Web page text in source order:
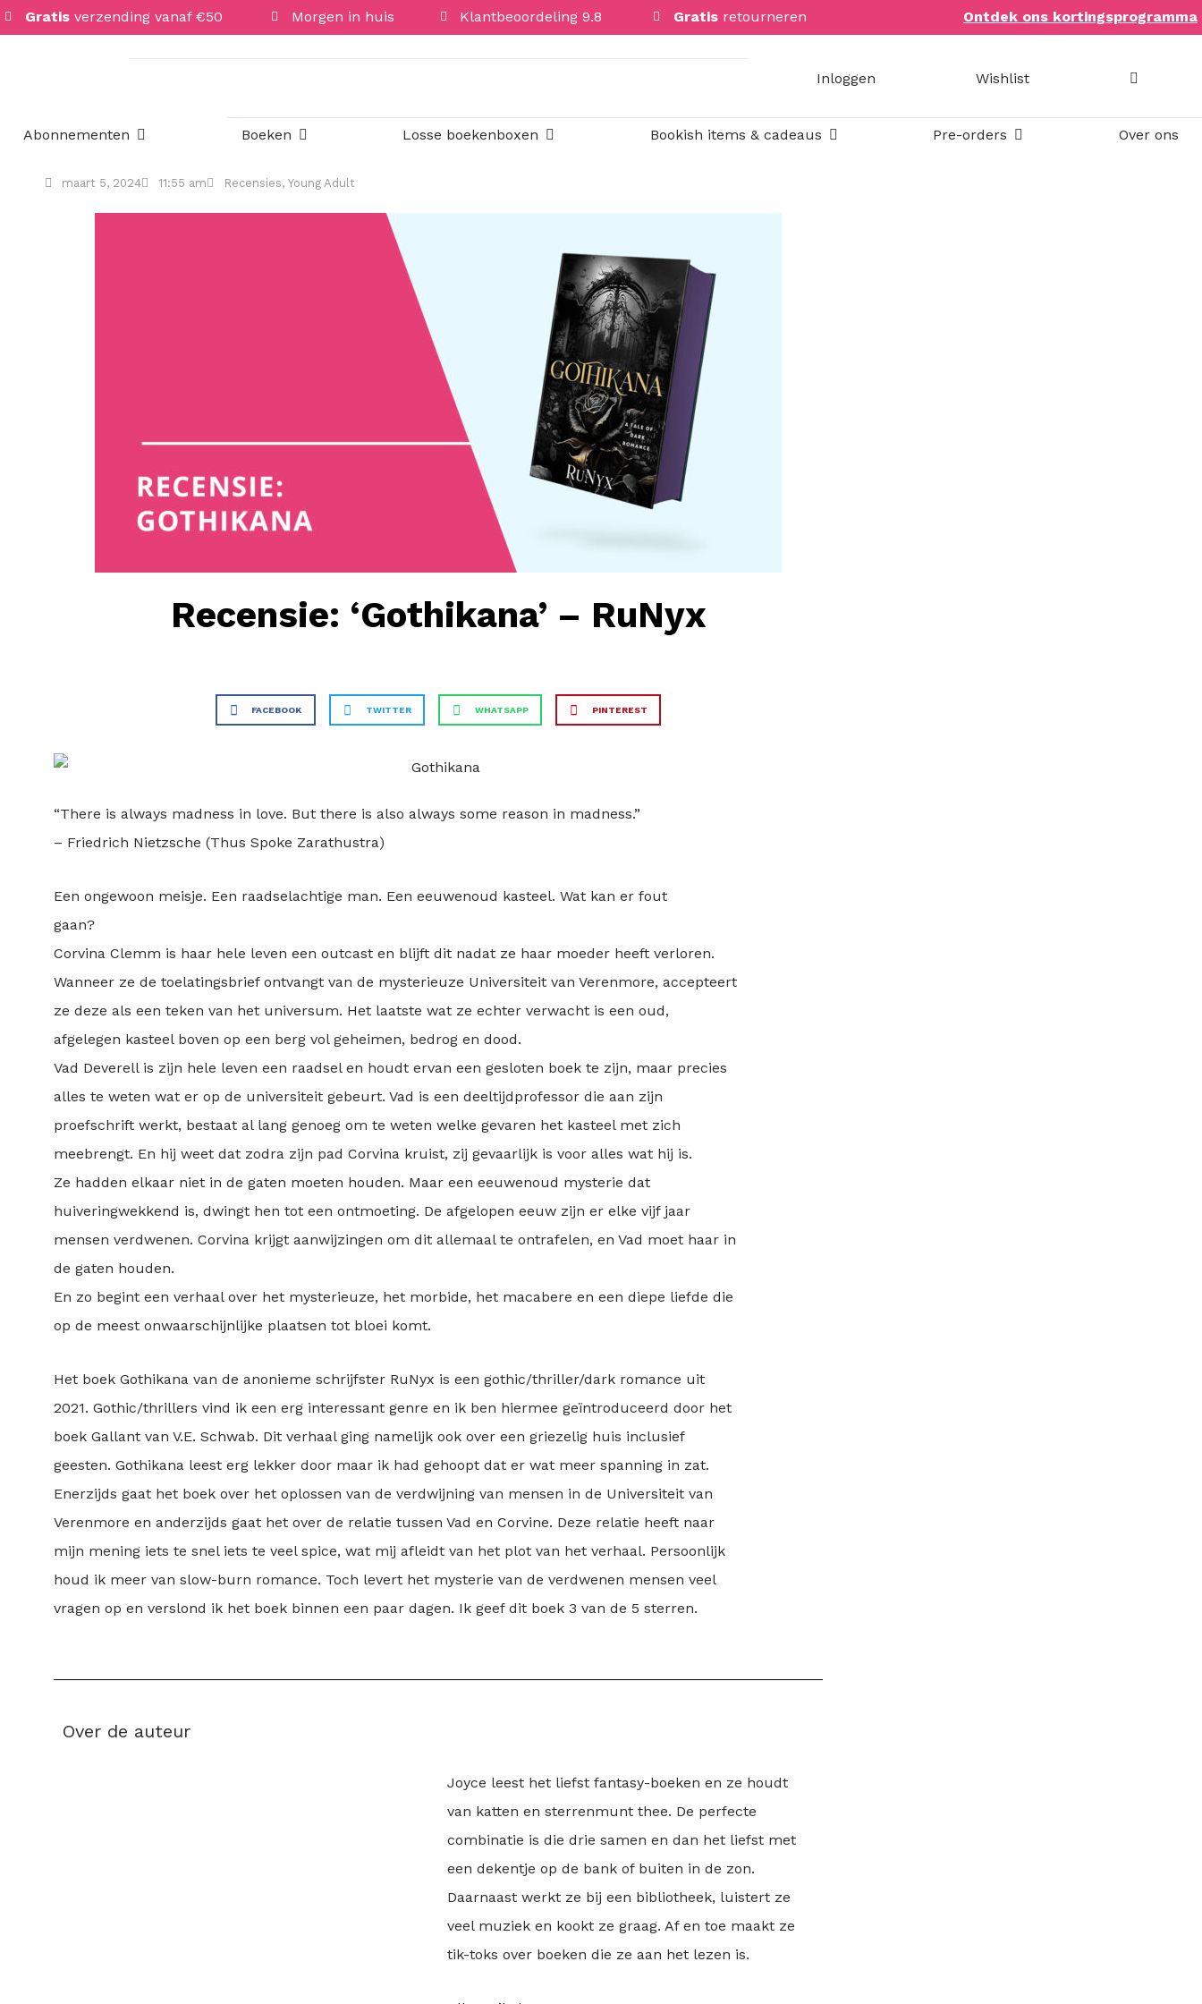
Gratis verzending vanaf €50 Morgen in huis Klantbeoordeling 9.8 Gratis retourneren Ontdek ons kortingsprogramma
Inloggen Wishlist
Abonnementen Open Abonnementen
Boeken Open Boeken Losse boekenboxen Open Losse boekenboxenBookish items & cadeaus Open Bookish items & cadeaus
Pre-orders Open Pre-ordersOver ons
maart 5, 2024 11:55 am Recensies, Young Adult
Recensie: ‘Gothikana’ – RuNyx
FACEBOOK TWITTER WHATSAPP PINTEREST
“There is always madness in love. But there is also always some reason in madness.”
– Friedrich Nietzsche (Thus Spoke Zarathustra)
Een ongewoon meisje. Een raadselachtige man. Een eeuwenoud kasteel. Wat kan er fout
gaan?
Corvina Clemm is haar hele leven een outcast en blijft dit nadat ze haar moeder heeft verloren.
Wanneer ze de toelatingsbrief ontvangt van de mysterieuze Universiteit van Verenmore, accepteert
ze deze als een teken van het universum. Het laatste wat ze echter verwacht is een oud,
afgelegen kasteel boven op een berg vol geheimen, bedrog en dood.
Vad Deverell is zijn hele leven een raadsel en houdt ervan een gesloten boek te zijn, maar precies
alles te weten wat er op de universiteit gebeurt. Vad is een deeltijdprofessor die aan zijn
proefschrift werkt, bestaat al lang genoeg om te weten welke gevaren het kasteel met zich
meebrengt. En hij weet dat zodra zijn pad Corvina kruist, zij gevaarlijk is voor alles wat hij is.
Ze hadden elkaar niet in de gaten moeten houden. Maar een eeuwenoud mysterie dat
huiveringwekkend is, dwingt hen tot een ontmoeting. De afgelopen eeuw zijn er elke vijf jaar
mensen verdwenen. Corvina krijgt aanwijzingen om dit allemaal te ontrafelen, en Vad moet haar in
de gaten houden.
En zo begint een verhaal over het mysterieuze, het morbide, het macabere en een diepe liefde die
op de meest onwaarschijnlijke plaatsen tot bloei komt.
Het boek Gothikana van de anonieme schrijfster RuNyx is een gothic/thriller/dark romance uit
2021. Gothic/thrillers vind ik een erg interessant genre en ik ben hiermee geïntroduceerd door het
boek Gallant van V.E. Schwab. Dit verhaal ging namelijk ook over een griezelig huis inclusief
geesten. Gothikana leest erg lekker door maar ik had gehoopt dat er wat meer spanning in zat.
Enerzijds gaat het boek over het oplossen van de verdwijning van mensen in de Universiteit van
Verenmore en anderzijds gaat het over de relatie tussen Vad en Corvine. Deze relatie heeft naar
mijn mening iets te snel iets te veel spice, wat mij afleidt van het plot van het verhaal. Persoonlijk
houd ik meer van slow-burn romance. Toch levert het mysterie van de verdwenen mensen veel
vragen op en verslond ik het boek binnen een paar dagen. Ik geef dit boek 3 van de 5 sterren.
Over de auteur
Joyce leest het liefst fantasy-boeken en ze houdt
van katten en sterrenmunt thee. De perfecte
combinatie is die drie samen en dan het liefst met
een dekentje op de bank of buiten in de zon.
Daarnaast werkt ze bij een bibliotheek, luistert ze
veel muziek en kookt ze graag. Af en toe maakt ze
tik-toks over boeken die ze aan het lezen is.